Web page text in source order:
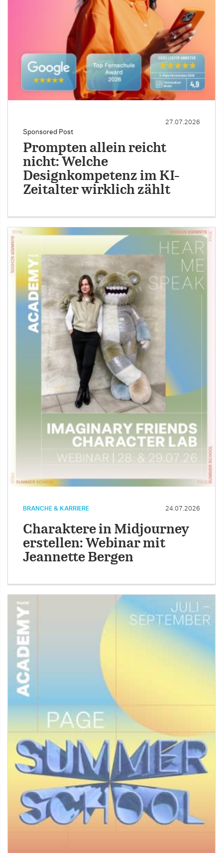
Sponsored Post
27.07.2026
Prompten allein reicht
nicht: Welche
Designkompetenz im KI-
Zeitalter wirklich zählt
BRANCHE & KARRIERE 24.07.2026
Charaktere in Midjourney
erstellen: Webinar mit
Jeannette Bergen